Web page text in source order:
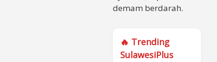
demam berdarah.
🔥 Trending
SulawesiPlus